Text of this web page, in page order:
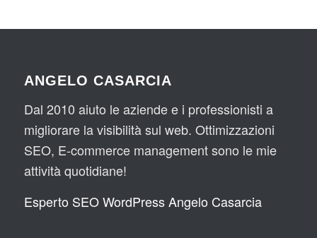
ANGELO CASARCIA
Dal 2010 aiuto le aziende e i professionisti a
migliorare la visibilità sul web. Ottimizzazioni
SEO, E-commerce management sono le mie
attività quotidiane!
Esperto SEO WordPress Angelo Casarcia